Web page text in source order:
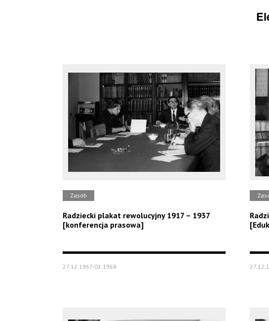
Zasób
Radziecki plakat rewolucyjny 1917 – 1937
[konferencja prasowa]
27.12.1967-01.1968